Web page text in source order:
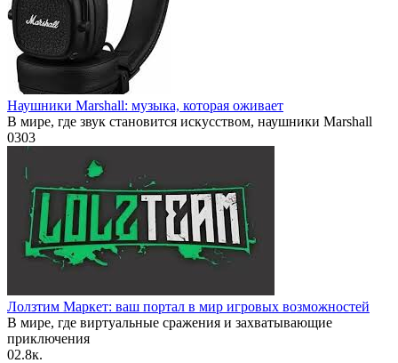
Наушники Marshall: музыка, которая оживает
В мире, где звук становится искусством, наушники Marshall
0303
Лолзтим Маркет: ваш портал в мир игровых возможностей
В мире, где виртуальные сражения и захватывающие
приключения
02.8к.